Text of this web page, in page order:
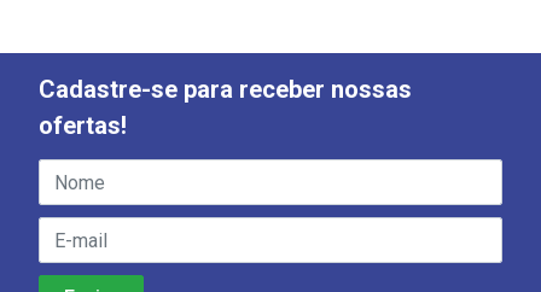
Cadastre-se para receber nossas
ofertas!